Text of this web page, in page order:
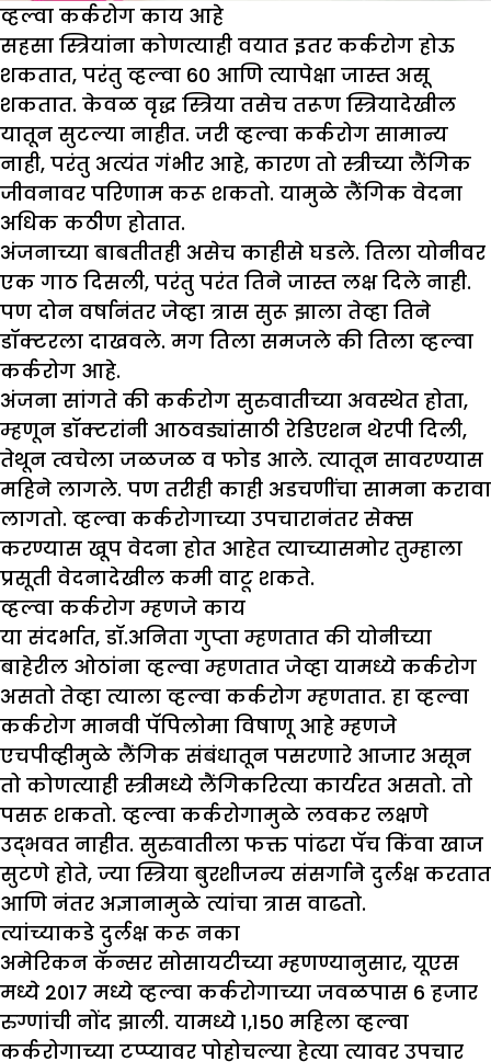
व्हल्वा कर्करोग काय आहे
सहसा स्त्रियांना कोणत्याही वयात इतर कर्करोग होऊ
शकतात, परंतु व्हल्वा 60 आणि त्यापेक्षा जास्त असू
शकतात. केवळ वृद्ध स्त्रिया तसेच तरूण स्त्रियादेखील
यातून सुटल्या नाहीत. जरी व्हल्वा कर्करोग सामान्य
नाही, परंतु अत्यंत गंभीर आहे, कारण तो स्त्रीच्या लैंगिक
जीवनावर परिणाम करू शकतो. यामुळे लैंगिक वेदना
अधिक कठीण होतात.
अंजनाच्या बाबतीतही असेच काहीसे घडले. तिला योनीवर
एक गाठ दिसली, परंतु परंत तिने जास्त लक्ष दिले नाही.
पण दोन वर्षानंतर जेव्हा त्रास सुरू झाला तेव्हा तिने
डॉक्टरला दाखवले. मग तिला समजले की तिला व्हल्वा
कर्करोग आहे.
अंजना सांगते की कर्करोग सुरुवातीच्या अवस्थेत होता,
म्हणून डॉक्टरांनी आठवड्यांसाठी रेडिएशन थेरपी दिली,
तेथून त्वचेला जळजळ व फोड आले. त्यातून सावरण्यास
महिने लागले. पण तरीही काही अडचणींचा सामना करावा
लागतो. व्हल्वा कर्करोगाच्या उपचारानंतर सेक्स
करण्यास खूप वेदना होत आहेत त्याच्यासमोर तुम्हाला
प्रसूती वेदनादेखील कमी वाटू शकते.
व्हल्वा कर्करोग म्हणजे काय
या संदर्भात, डॉ.अनिता गुप्ता म्हणतात की योनीच्या
बाहेरील ओठांना व्हल्वा म्हणतात जेव्हा यामध्ये कर्करोग
असतो तेव्हा त्याला व्हल्वा कर्करोग म्हणतात. हा व्हल्वा
कर्करोग मानवी पॅपिलोमा विषाणू आहे म्हणजे
एचपीव्हीमुळे लैंगिक संबंधातून पसरणारे आजार असून
तो कोणत्याही स्त्रीमध्ये लैंगिकरित्या कार्यरत असतो. तो
पसरू शकतो. व्हल्वा कर्करोगामुळे लवकर लक्षणे
उद्भवत नाहीत. सुरुवातीला फक्त पांढरा पॅच किंवा खाज
सुटणे होते, ज्या स्त्रिया बुरशीजन्य संसर्गाने दुर्लक्ष करतात
आणि नंतर अज्ञानामुळे त्यांचा त्रास वाढतो.
त्यांच्याकडे दुर्लक्ष करू नका
अमेरिकन कॅन्सर सोसायटीच्या म्हणण्यानुसार, यूएस
मध्ये 2017 मध्ये व्हल्वा कर्करोगाच्या जवळपास 6 हजार
रुग्णांची नोंद झाली. यामध्ये 1,150 महिला व्हल्वा
कर्करोगाच्या टप्प्यावर पोहोचल्या हेत्या त्यावर उपचार